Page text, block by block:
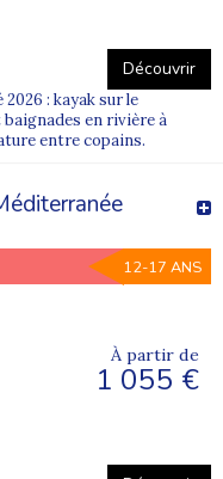
Découvrir
: kayak sur le
en rivière à
entre copains.
12-17 ANS
À partir de
1 055 €